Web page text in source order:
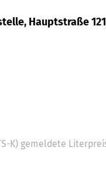
Hauptstraße
K) gemeldete